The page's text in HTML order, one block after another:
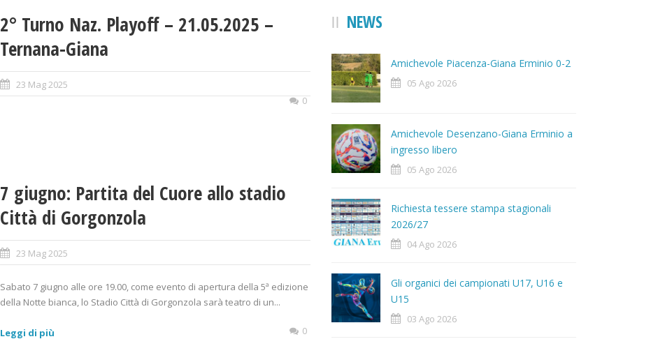
2° Turno Naz. Playoff – 21.05.2025 –
Ternana-Giana
23 Mag 2025
0
7 giugno: Partita del Cuore allo stadio
Città di Gorgonzola
23 Mag 2025
Sabato 7 giugno alle ore 19.00, come evento di apertura della 5ª edizione
della Notte bianca, lo Stadio Città di Gorgonzola sarà teatro di un...
Leggi di più 0
NEWS
Amichevole Piacenza-Giana Erminio 0-2
05 Ago 2026
Amichevole Desenzano-Giana Erminio a
ingresso libero
05 Ago 2026
Richiesta tessere stampa stagionali
2026/27
04 Ago 2026
Gli organici dei campionati U17, U16 e
U15
03 Ago 2026